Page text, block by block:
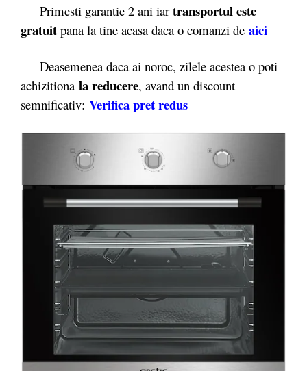
Primesti garantie 2 ani iar transportul este
gratuit pana la tine acasa daca o comanzi de aici
Deasemenea daca ai noroc, zilele acestea o poti
achizitiona la reducere, avand un discount
semnificativ: Verifica pret redus